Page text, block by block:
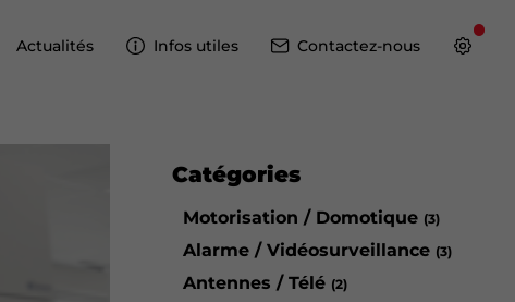
Actualités Infos utiles Contactez-nous
Catégories
Motorisation / Domotique (3)
Alarme / Vidéosurveillance (3)
Antennes / Télé (2)